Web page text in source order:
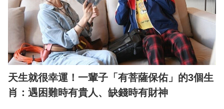
天生就很幸運！一輩子「有菩薩保佑」的3個生
肖：遇困難時有貴人、缺錢時有財神